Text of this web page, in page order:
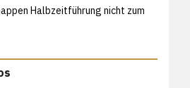
Halbzeitführung nicht zum